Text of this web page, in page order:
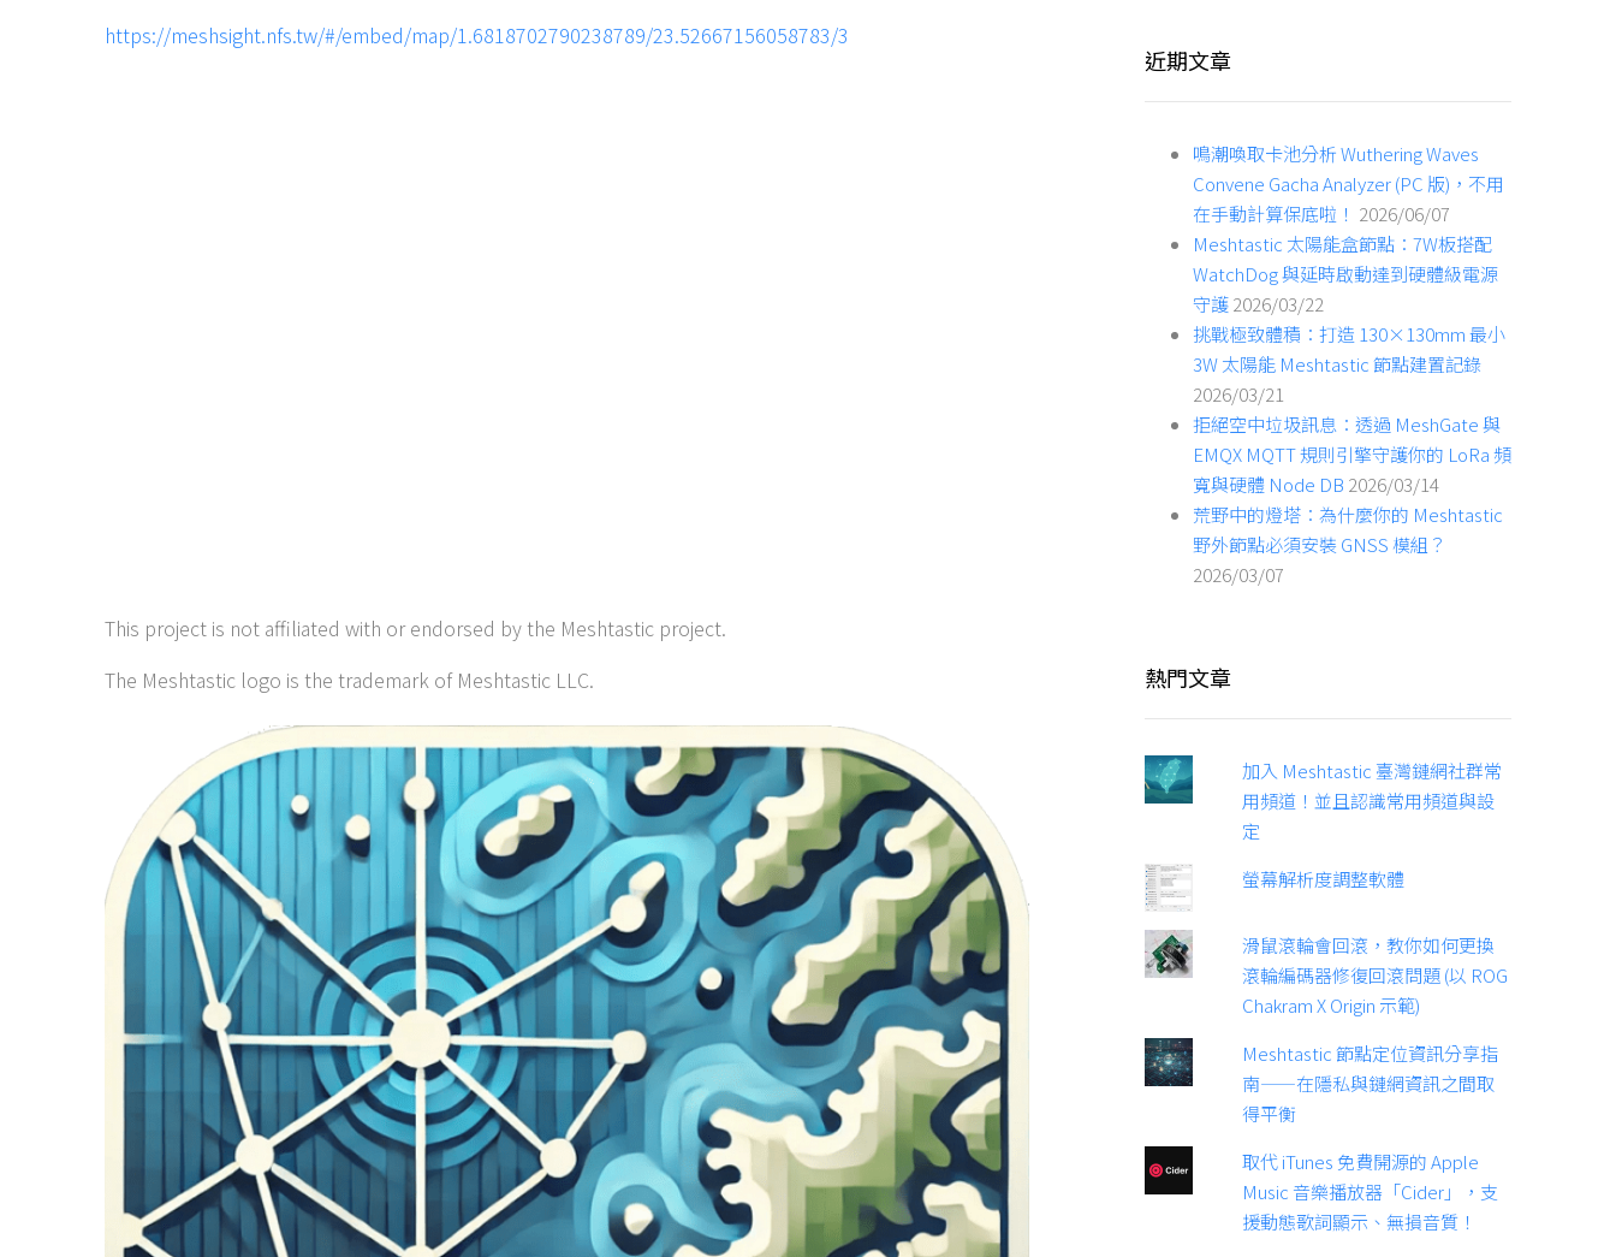
https://meshsight.nfs.tw/#/embed/map/1.6818702790238789/23.52667156058783/3
This project is not affiliated with or endorsed by the Meshtastic project.
The Meshtastic logo is the trademark of Meshtastic LLC.
近期文章
鳴潮喚取卡池分析 Wuthering Waves
Convene Gacha Analyzer (PC 版)，不用
在手動計算保底啦！ 2026/06/07
Meshtastic 太陽能盒節點：7W板搭配
WatchDog 與延時啟動達到硬體級電源
守護2026/03/22
挑戰極致體積：打造 130×130mm 最小
3W 太陽能 Meshtastic 節點建置記錄
2026/03/21
拒絕空中垃圾訊息：透過 MeshGate 與
EMQX MQTT 規則引擎守護你的 LoRa 頻
寬與硬體 Node DB 2026/03/14
荒野中的燈塔：為什麼你的 Meshtastic
野外節點必須安裝 GNSS 模組？
2026/03/07
熱門文章
加入 Meshtastic 臺灣鏈網社群常
用頻道！並且認識常用頻道與設
定
螢幕解析度調整軟體
滑鼠滾輪會回滾，教你如何更換
滾輪編碼器修復回滾問題 (以 ROG
Chakram X Origin 示範)
Meshtastic 節點定位資訊分享指
南——在隱私與鏈網資訊之間取
得平衡
取代 iTunes 免費開源的 Apple
Music 音樂播放器「Cider」，支
援動態歌詞顯示、無損音質！